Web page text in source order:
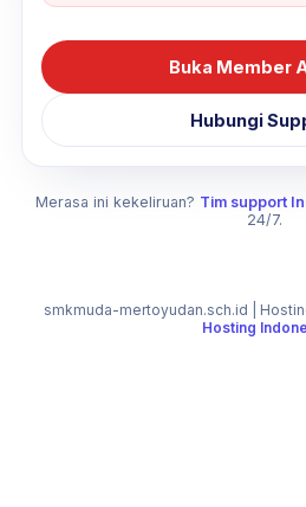
Buka Member
Hubungi
Merasa ini kekeliruan? Tim support
24/7.
smkmuda-mertoyudan.sch.id |
Hosting